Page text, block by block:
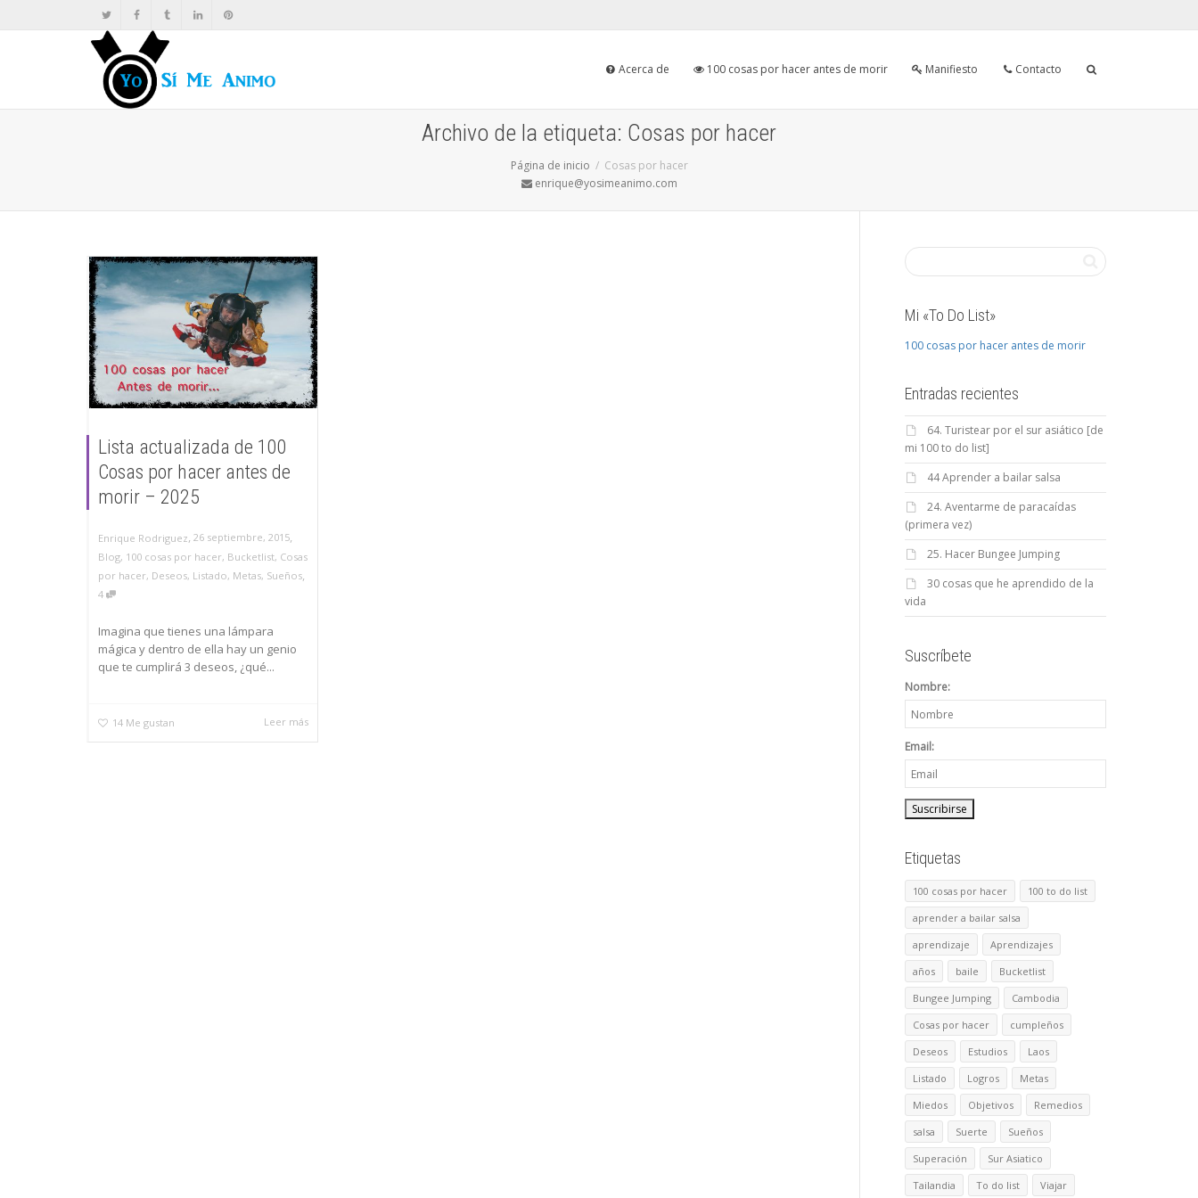
Acerca de 100 cosas por hacer antes de morir Manifiesto Contacto
Archivo de la etiqueta: Cosas por hacer
Página de inicio
Cosas por hacer
enrique@yosimeanimo.com
Lista actualizada de 100
Cosas por hacer antes de
morir – 2025
Enrique Rodriguez, 26 septiembre, 2015,
Blog, 100 cosas por hacer, Bucketlist, Cosas
por hacer, Deseos, Listado, Metas, Sueños,
4
Imagina que tienes una lámpara
mágica y dentro de ella hay un genio
que te cumplirá 3 deseos, ¿qué...
14 Me gustan Leer más
Mi «To Do List»
100 cosas por hacer antes de morir
Entradas recientes
64. Turistear por el sur asiático [de
mi 100 to do list]
44 Aprender a bailar salsa
24. Aventarme de paracaídas
(primera vez)
25. Hacer Bungee Jumping
30 cosas que he aprendido de la
vida
Suscríbete
Nombre:
Email:
Etiquetas
100 cosas por hacer
100 to do list
aprender a bailar salsa
aprendizaje
Aprendizajes
años
baile
Bucketlist
Bungee Jumping
Cambodia
Cosas por hacer
cumpleños
Deseos
Estudios
Laos
Listado
Logros
Metas
Miedos
Objetivos
Remedios
salsa
Suerte
Sueños
Superación
Sur Asiatico
Tailandia
To do list Viajar